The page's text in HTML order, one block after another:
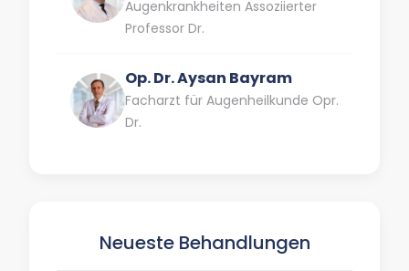
Augenkrankheiten Assoziierter
Professor Dr.
Op. Dr. Aysan Bayram
Facharzt für Augenheilkunde Opr.
Dr.
Neueste Behandlungen